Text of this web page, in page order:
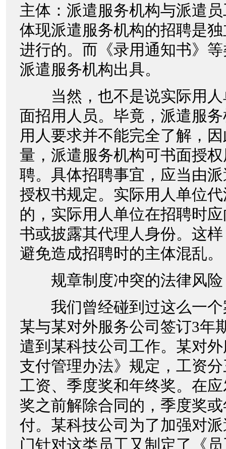
主体：派遣服务机构与派遣
体现派遣服务机构的招聘是
进行的。而《录用通知书》
派遣服务机构出具。
当然，也不是说实际用人
面招用人员。毕竟，派遣服
用人要求并不能完全了解，
量，派遣服务机构可书面授
聘。具体招聘事宜，应当由
授权书规定。实际用人单位
的，实际用人单位在招聘时
书或披露其代理人身份。这
避免造成招聘时的主体混乱。
规章制度冲突的法律风险
我们曾经碰到过这么一个
某与某对外服务公司签订3年
遣到某科技公司工作。某对
支付管理办法》规定，工资
工资、季度奖和年终奖。在
奖之前解除合同的，季度奖
付。某科技公司为了加强对
门针对这类员工又制定了《